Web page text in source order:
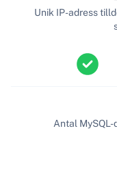
Unik IP-adress
Antal